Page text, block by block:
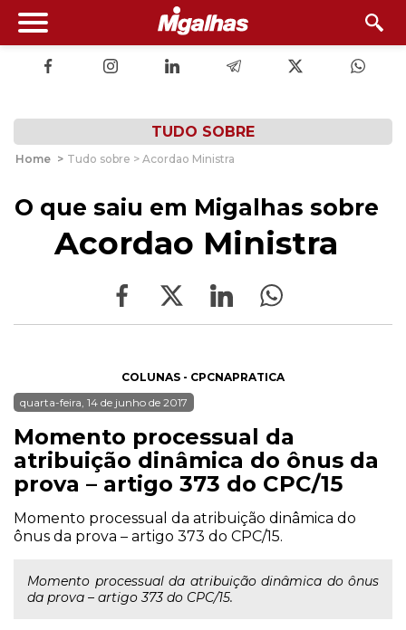
TUDO SOBRE
Home > Tudo sobre > Acordao Ministra
O que saiu em Migalhas sobre
Acordao Ministra
COLUNAS - CPCNAPRATICA
quarta-feira, 14 de junho de 2017
Momento processual da
atribuição dinâmica do ônus da
prova – artigo 373 do CPC/15
Momento processual da atribuição dinâmica do
ônus da prova – artigo 373 do CPC/15.
Momento processual da atribuição dinâmica do ônus
da prova – artigo 373 do CPC/15.